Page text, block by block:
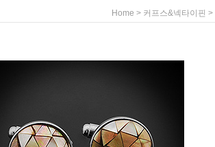
Home > 커프스&넥타이핀 >